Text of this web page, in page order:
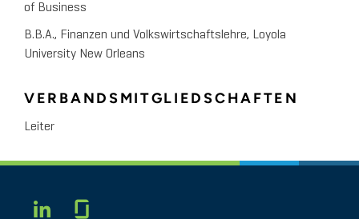
of Business
B.B.A., Finanzen und Volkswirtschaftslehre, Loyola
University New Orleans
VERBANDSMITGLIEDSCHAFTEN
Leiter
LINKEDIN